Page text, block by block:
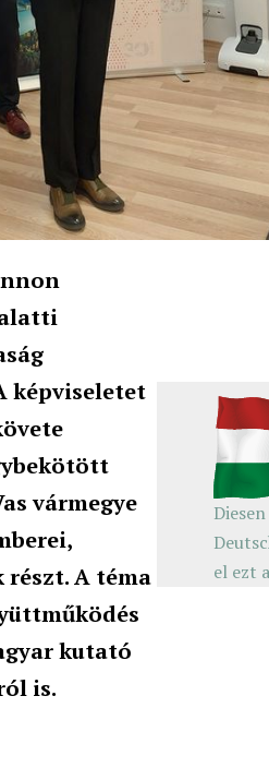
alatti
képviseletet
vármegye
A téma
kutató
is.
el ezt